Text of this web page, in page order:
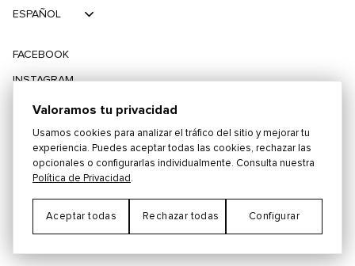
©2026 PLAYING FOR CHANGE
TÉRMINOS Y CONDICIONES
POLÍTICA DE PRIVACIDAD
Preferencias de Cookies
FACEBOOK
INSTAGRAM
TIKTOK
TWITTER
ESPAÑOL
Valoramos tu privacidad
Usamos cookies para analizar el tráfico del sitio y mejorar tu
experiencia. Puedes aceptar todas las cookies, rechazar las
opcionales o configurarlas individualmente. Consulta nuestra
Política de Privacidad .
Aceptar todas Rechazar todas Configurar